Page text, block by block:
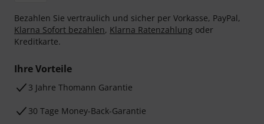
Bezahlen Sie vertraulich und sicher per Vorkasse, PayPal,
Klarna Sofort bezahlen, Klarna Ratenzahlung oder
Kreditkarte.
Ihre Vorteile
3 Jahre Thomann Garantie
30 Tage Money-Back-Garantie